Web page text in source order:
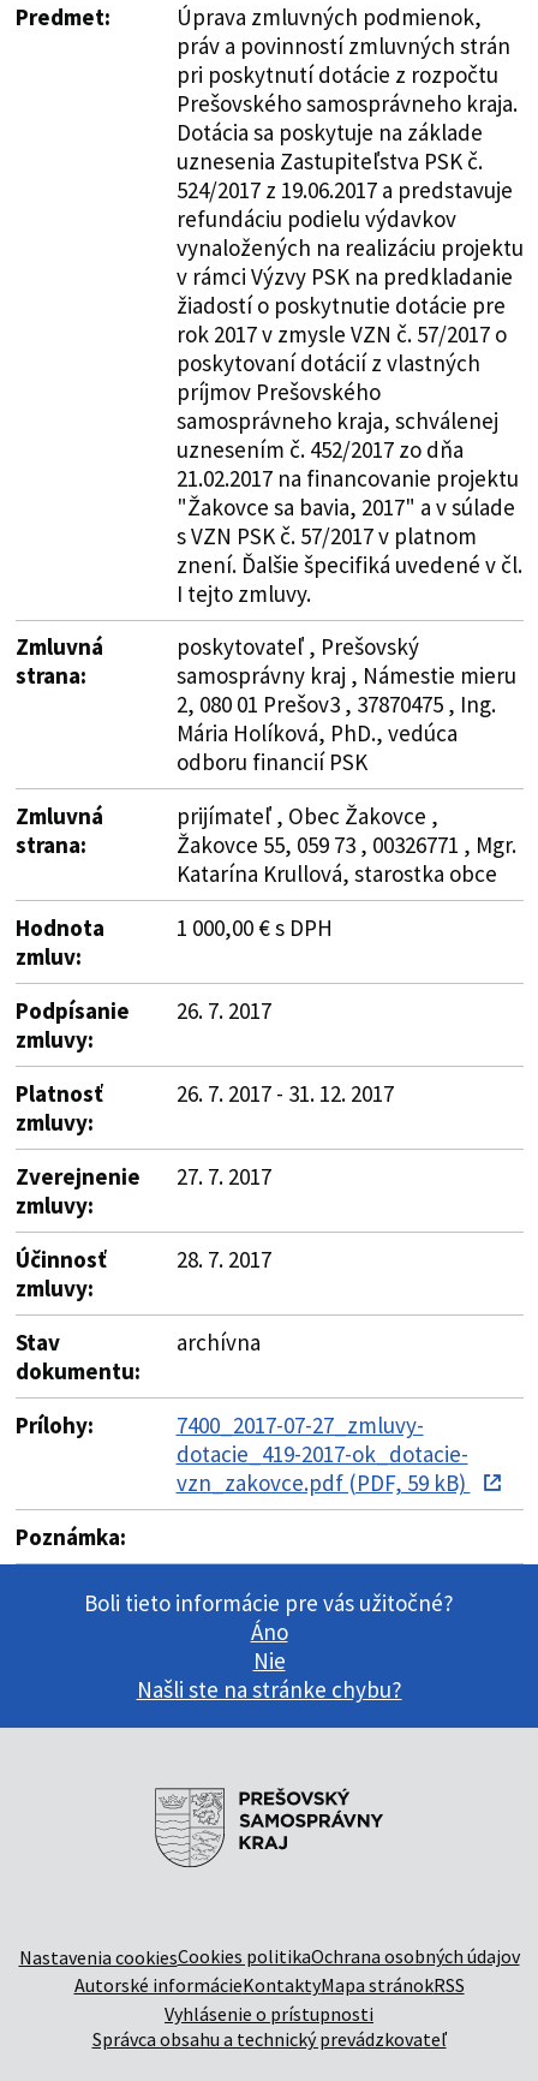
Predmet:
Úprava zmluvných podmienok,
práv a povinností zmluvných strán
pri poskytnutí dotácie z rozpočtu
Prešovského samosprávneho kraja.
Dotácia sa poskytuje na základe
uznesenia Zastupiteľstva PSK č.
524/2017 z 19.06.2017 a predstavuje
refundáciu podielu výdavkov
vynaložených na realizáciu projektu
v rámci Výzvy PSK na predkladanie
žiadostí o poskytnutie dotácie pre
rok 2017 v zmysle VZN č. 57/2017 o
poskytovaní dotácií z vlastných
príjmov Prešovského
samosprávneho kraja, schválenej
uznesením č. 452/2017 zo dňa
21.02.2017 na financovanie projektu
"Žakovce sa bavia, 2017" a v súlade
s VZN PSK č. 57/2017 v platnom
znení. Ďalšie špecifiká uvedené v čl.
I tejto zmluvy.
Zmluvná
strana:
poskytovateľ , Prešovský
samosprávny kraj , Námestie mieru
2, 080 01 Prešov3 , 37870475 , Ing.
Mária Holíková, PhD., vedúca
odboru financií PSK
Zmluvná
strana:
prijímateľ , Obec Žakovce ,
Žakovce 55, 059 73 , 00326771 , Mgr.
Katarína Krullová, starostka obce
Hodnota
zmluv:
1 000,00 € s DPH
Podpísanie
zmluvy:
26. 7. 2017
Platnosť
zmluvy:
26. 7. 2017 - 31. 12. 2017
Zverejnenie
zmluvy:
27. 7. 2017
Účinnosť
zmluvy:
28. 7. 2017
Stav
dokumentu:
archívna
Prílohy:
7400_2017-07-27_zmluvy-
dotacie_419-2017-ok_dotacie-
vzn_zakovce.pdf (PDF, 59 kB)
Poznámka:
Boli tieto informácie pre vás užitočné?
Áno
Nie
Našli ste na stránke chybu?
Nastavenia cookiesCookies politikaOchrana osobných údajov
Autorské informácieKontaktyMapa stránokRSS
Vyhlásenie o prístupnosti
Správca obsahu a technický prevádzkovateľ